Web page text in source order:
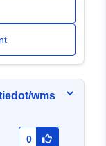
wms
0